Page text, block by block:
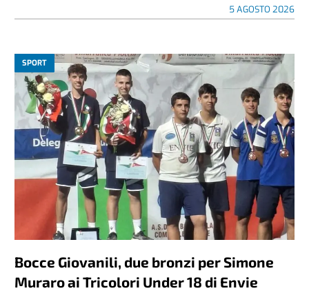
5 AGOSTO 2026
SPORT
Bocce Giovanili, due bronzi per Simone
Muraro ai Tricolori Under 18 di Envie